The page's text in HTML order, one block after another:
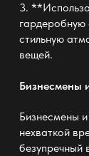
3.
гардеробную
стильную
вещей.
Бизнесмены
Бизнесмены
нехваткой
безупречный